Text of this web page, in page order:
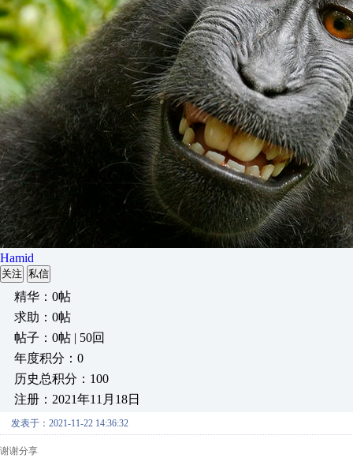
Hamid
关注 私信
精华：0帖
求助：0帖
帖子：0帖 | 50回
年度积分：0
历史总积分：100
注册：2021年11月18日
发表于：2021-11-22 14:36:32
谢谢分享